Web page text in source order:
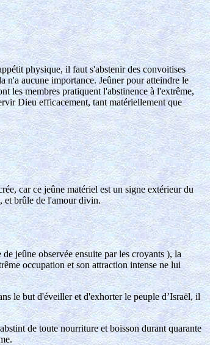
physique, il faut s'abstenir des convoitises
n'a aucune importance. Jeûner pour atteindre le
les membres pratiquent l'abstinence à l'extrême,
Dieu efficacement, tant matériellement que
car ce jeûne matériel est un signe extérieur du
et brûle de l'amour divin.
jeûne observée ensuite par les croyants ), la
occupation et son attraction intense ne lui
le but d'éveiller et d'exhorter le peuple d’Israël, il
de toute nourriture et boisson durant quarante